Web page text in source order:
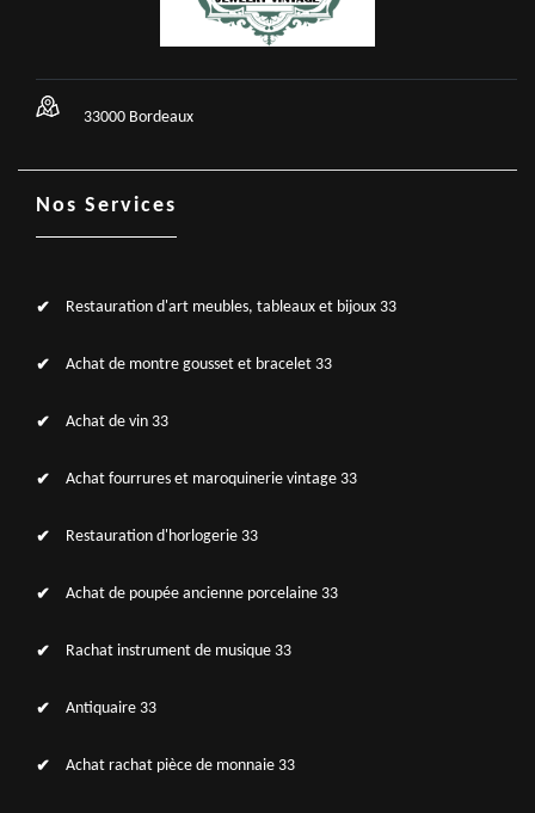
33000 Bordeaux
Nos Services
Restauration d'art meubles, tableaux et bijoux 33
Achat de montre gousset et bracelet 33
Achat de vin 33
Achat fourrures et maroquinerie vintage 33
Restauration d'horlogerie 33
Achat de poupée ancienne porcelaine 33
Rachat instrument de musique 33
Antiquaire 33
Achat rachat pièce de monnaie 33